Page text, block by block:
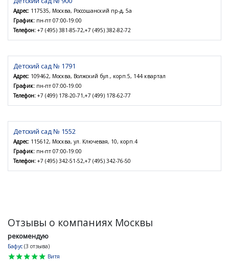
Адрес: 117535, Москва, Россошанский пр-д, 5а
График: пн-пт 07:00-19:00
Телефон: +7 (495) 381-85-72,+7 (495) 382-82-72
Детский сад № 1791
Адрес: 109462, Москва, Волжский бул., корп.5, 144 квартал
График: пн-пт 07:00-19:00
Телефон: +7 (499) 178-20-71,+7 (499) 178-62-77
Детский сад № 1552
Адрес: 115612, Москва, ул. Ключевая, 10, корп.4
График: пн-пт 07:00-19:00
Телефон: +7 (495) 342-51-52,+7 (495) 342-76-50
Отзывы о компаниях Москвы
рекомендую
Бафус (3 отзыва)
star
star
star
star
star
Витя